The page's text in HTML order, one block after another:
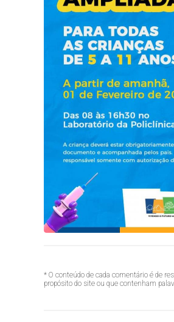
* O conteúdo de cada comentário é de
propósito do site ou que contenham